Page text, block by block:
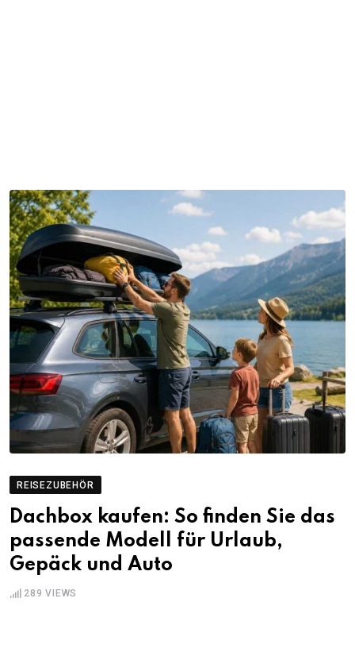
REISEZUBEHÖR
Dachbox kaufen: So finden Sie das
passende Modell für Urlaub,
Gepäck und Auto
289 VIEWS